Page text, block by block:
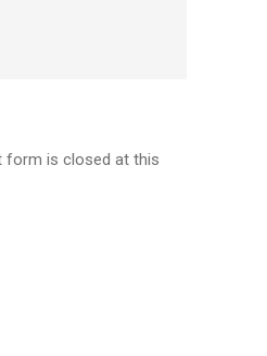
form is closed at this